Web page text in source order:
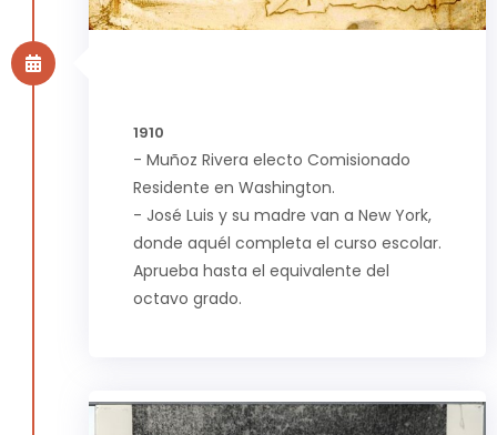
1910
- Muñoz Rivera electo Comisionado
Residente en Washington.
- José Luis y su madre van a New York,
donde aquél completa el curso escolar.
Aprueba hasta el equivalente del
octavo grado.